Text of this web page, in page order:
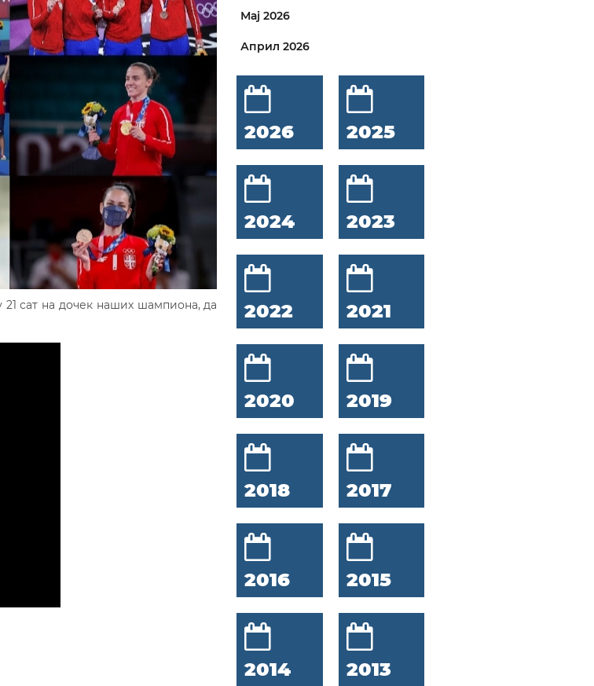
сат на дочек наших шампиона, да
Мај 2026
Април 2026
2026 2025
2024 2023
2022 2021
2020 2019
2018 2017
2016 2015
2014 2013